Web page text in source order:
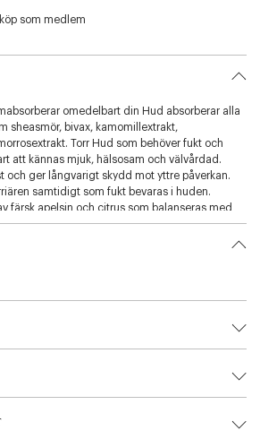
som medlem
omedelbart din Hud absorberar alla
sheasmör, bivax, kamomillextrakt,
Torr Hud som behöver fukt och
att kännas mjuk, hälsosam och välvårdad.
och ger långvarigt skydd mot yttre påverkan.
samtidigt som fukt bevaras i huden.
färsk apelsin och citrus som balanseras med
oljor.